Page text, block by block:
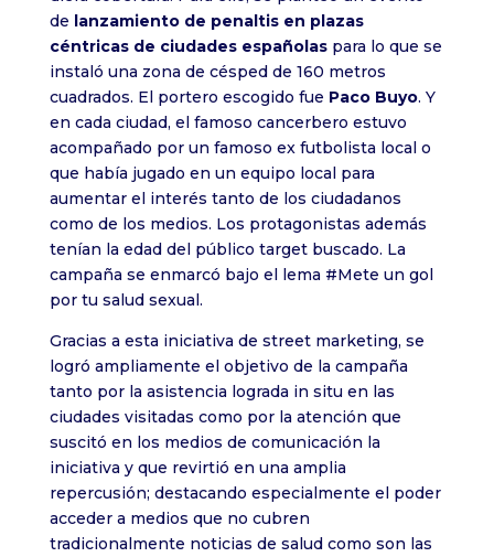
de lanzamiento de penaltis en plazas
céntricas de ciudades españolas para lo que se
instaló una zona de césped de 160 metros
cuadrados. El portero escogido fue Paco Buyo. Y
en cada ciudad, el famoso cancerbero estuvo
acompañado por un famoso ex futbolista local o
que había jugado en un equipo local para
aumentar el interés tanto de los ciudadanos
como de los medios. Los protagonistas además
tenían la edad del público target buscado. La
campaña se enmarcó bajo el lema #Mete un gol
por tu salud sexual.
Gracias a esta iniciativa de street marketing, se
logró ampliamente el objetivo de la campaña
tanto por la asistencia lograda in situ en las
ciudades visitadas como por la atención que
suscitó en los medios de comunicación la
iniciativa y que revirtió en una amplia
repercusión; destacando especialmente el poder
acceder a medios que no cubren
tradicionalmente noticias de salud como son las